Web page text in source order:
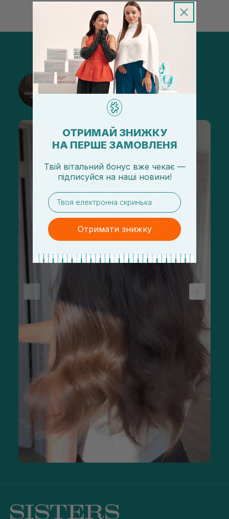
@sisters_stelmakh в Instagram
ОТРИМАЙ ЗНИЖКУ
НА ПЕРШЕ ЗАМОВЛЕНЯ
Твій вітальний бонус вже чекає —
підписуйся на наші новини!
email
Отримати знижку